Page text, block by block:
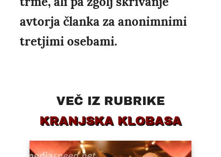
avtorja članka za anonimnimi
tretjimi osebami.
VEČ IZ RUBRIKE
KRANJSKA KLOBASA